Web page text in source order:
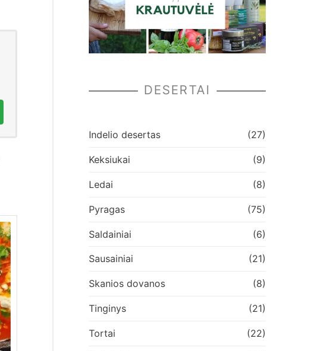
DESERTAI
Indelio desertas (27)
Keksiukai (9)
Ledai (8)
Pyragas (75)
Saldainiai (6)
Sausainiai (21)
Skanios dovanos (8)
Tinginys (21)
Tortai (22)